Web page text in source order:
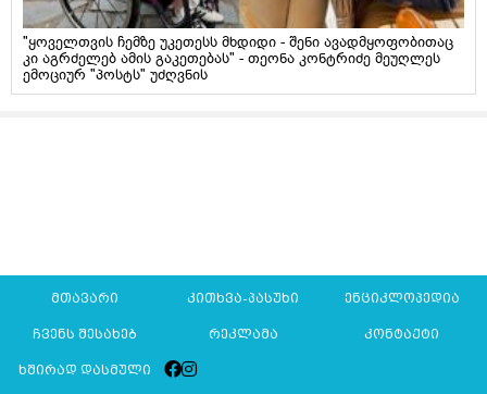
"ყოველთვის ჩემზე უკეთესს მხდიდი - შენი ავადმყოფობითაც
კი აგრძელებ ამის გაკეთებას" - თეონა კონტრიძე მეუღლეს
ემოციურ "პოსტს" უძღვნის
მთავარი კითხვა-პასუხი ენციკლოპედია
ჩვენს შესახებ რეკლამა კონტაქტი
ხშირად დასმული